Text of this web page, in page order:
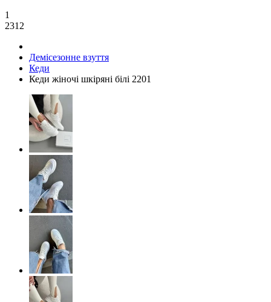
1
2312
Демісезонне взуття
Кеди
Кеди жіночі шкіряні білі 2201